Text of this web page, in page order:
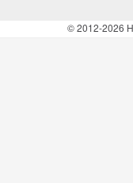
© 2012-2026